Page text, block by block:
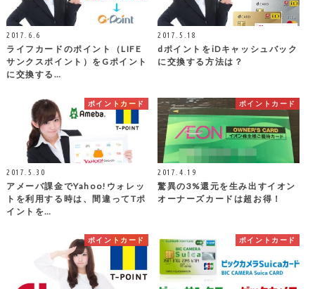
2017.6.6
ライフカードのポイント（LIFE
サンクスポイント）をGポイント
に交換する…
2017.5.18
dポイントをiDキャッシュバック
に交換する方法は？
ポイントカード
2017.5.30
アメーバ課金でYahoo!ウォレッ
トを利用する時は、間違ってTポ
イントを…
ポイントカード
2017.4.19
驚異の3%還元を生み出すイオン
オーナーズカードは超お得！
ポイントカード ポイントカード